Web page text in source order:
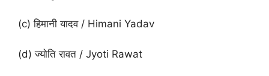
(c) हिमानी यादव / Himani Yadav
(d) ज्योति रावत / Jyoti Rawat